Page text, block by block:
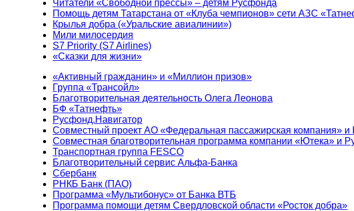
Читатели «Свободной прессы» – детям Русфонда
Помощь детям Татарстана от «Клуба чемпионов» сети АЗС
Крылья добра («Уральские авиалинии»)
Мили милосердия
S7 Priority (S7 Airlines)
«Сказки для жизни»
«Активный гражданин» и «Миллион призов»
Группа «Трансойл»
Благотворительная деятельность Олега Леонова
БФ «Татнефть»
Русфонд.Навигатор
Совместный проект АО «Федеральная пассажирская компания»
Совместная благотворительная программа компании «Ютека» и
Транспортная группа FESCO
Благотворительный сервис Альфа-Банка
Сбербанк
РНКБ Банк (ПАО)
Программа «Мультибонус» от Банка ВТБ
Программа помощи детям Свердловской области «Росток добра»